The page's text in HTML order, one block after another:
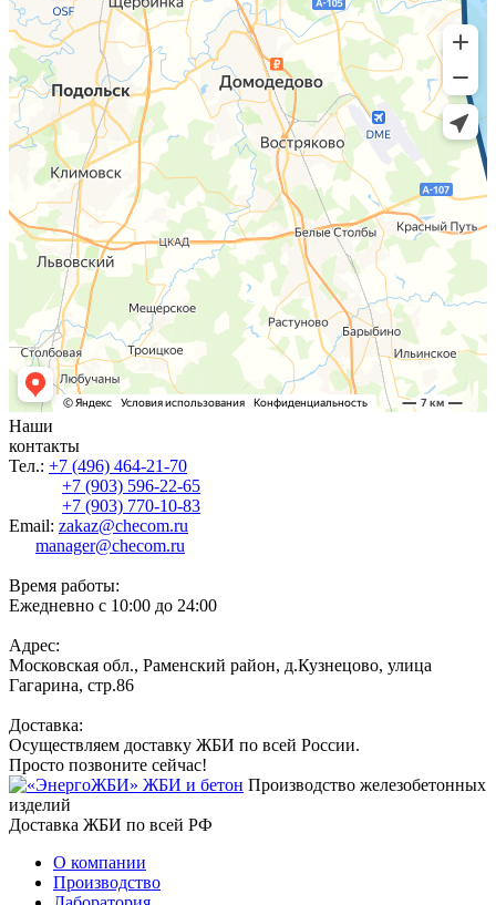
Наши
контакты
Тел.: +7 (496) 464-21-70
+7 (903) 596-22-65
+7 (903) 770-10-83
Email: zakaz@checom.ru
manager@checom.ru
Время работы:
Ежедневно с 10:00 до 24:00
Адрес:
Московская обл., Раменский район, д.Кузнецово, улица
Гагарина, стр.86
Доставка:
Осуществляем доставку ЖБИ по всей России.
Просто позвоните сейчас!
Производство железобетонных
изделий
Доставка ЖБИ по всей РФ
О компании
Производство